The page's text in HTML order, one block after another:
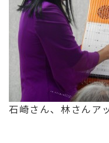
石崎さん、林さんア